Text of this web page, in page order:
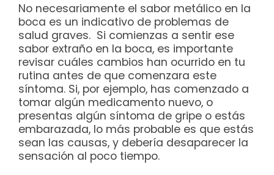
No necesariamente el sabor metálico en la
boca es un indicativo de problemas de
salud graves. Si comienzas a sentir ese
sabor extraño en la boca, es importante
revisar cuáles cambios han ocurrido en tu
rutina antes de que comenzara este
síntoma. Si, por ejemplo, has comenzado a
tomar algún medicamento nuevo, o
presentas algún síntoma de gripe o estás
embarazada, lo más probable es que estás
sean las causas, y debería desaparecer la
sensación al poco tiempo.